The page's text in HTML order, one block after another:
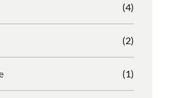
(4)
(2)
(1)